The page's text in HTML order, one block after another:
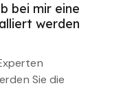
bei mir eine
werden
Sie die